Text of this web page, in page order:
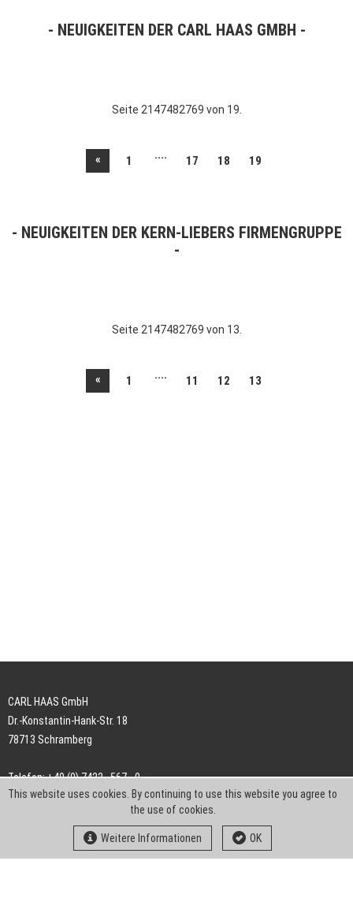
NEUIGKEITEN DER CARL HAAS GMBH
Seite 2147482769 von 19.
« 1 .... 17 18 19
NEUIGKEITEN DER KERN-LIEBERS FIRMENGRUPPE
Seite 2147482769 von 13.
« 1 .... 11 12 13
CARL HAAS GmbH
Dr.-Konstantin-Hank-Str. 18
78713 Schramberg
Telefon: +49 (0) 7422 . 567 - 0
Telefax: +49 (0) 7422 . 567 - 239
info-ch@kern-liebers.com
This website uses cookies. By continuing to use this website you agree to
the use of cookies.
Weitere Informationen OK